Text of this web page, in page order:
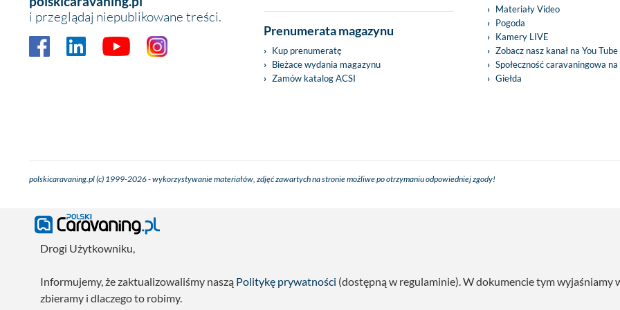
i przeglądaj niepublikowane treści.
Prenumerata magazynu
Kup prenumeratę
Bieżace wydania magazynu
Zamów katalog ACSI
Materiały Video
Pogoda
Kamery LIVE
Zobacz nasz kanał na You Tube
Społeczność caravaningowa na
Giełda
polskicaravaning.pl (c) 1999-2026 - wykorzystywanie materiałów, zdjęć zawartych na stronie możliwe po otrzymaniu odpowiedniej zgody!
Drogi Użytkowniku,
Informujemy, że zaktualizowaliśmy naszą Politykę prywatności (dostępną w regulaminie). W dokumencie tym
zbieramy i dlaczego to robimy.